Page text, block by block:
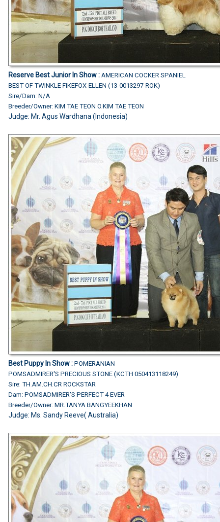
Reserve Best Junior In Show : AMERICAN COCKER SPANIEL
BEST OF TWINKLE FIKEFOX-ELLEN (13-0013297-ROK)
Sire/Dam: N/A
Breeder/Owner: KIM TAE TEON O.KIM TAE TEON
Judge: Mr. Agus Wardhana (Indonesia)
Best Puppy In Show : POMERANIAN
POMSADMIRER'S PRECIOUS STONE (KCTH 050413118249)
Sire: TH.AM.CH.CR ROCKSTAR
Dam: POMSADMIRER'S PERFECT 4 EVER
Breeder/Owner: MR.TANYA BANGYEEKHAN
Judge: Ms. Sandy Reeve( Australia)